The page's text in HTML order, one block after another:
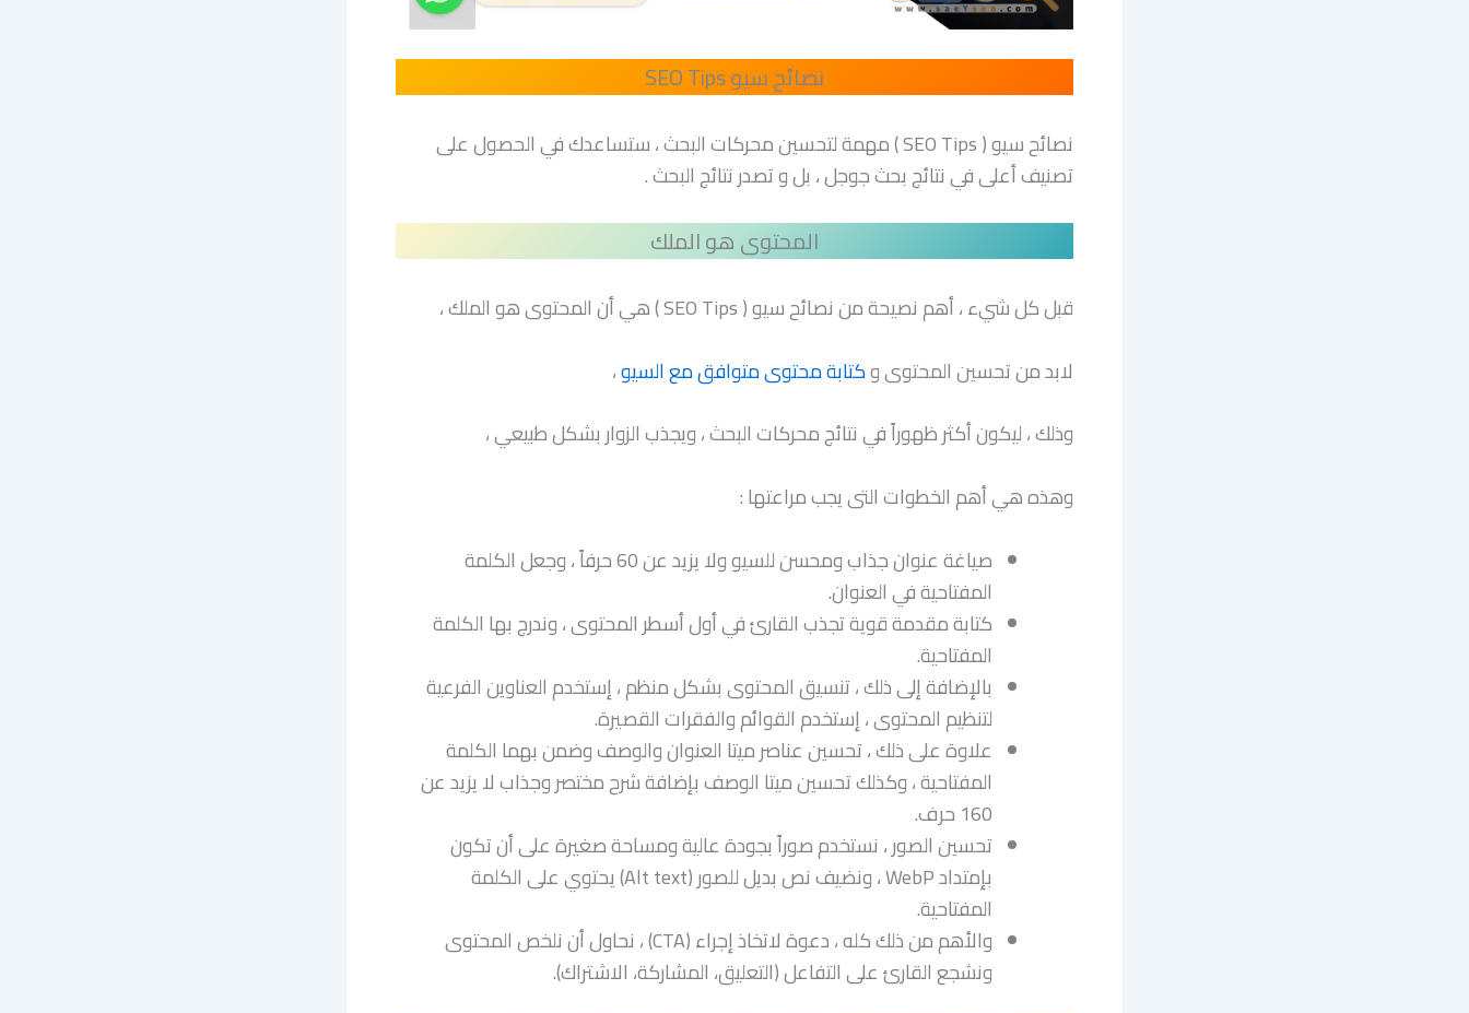
نصائح سيو SEO Tips
نصائح سيو ( SEO Tips ) مهمة لتحسين محركات البحث ، ستساعدك في الحصول على
تصنيف أعلى في نتائج بحث جوجل ، بل و تصدر نتائج البحث .
المحتوى هو الملك
قبل كل شيء ، أهم نصيحة من نصائح سيو ( SEO Tips ) هي أن المحتوى هو الملك ،
لابد من تحسين المحتوى وكتابة محتوى متوافق مع السيو،
وذلك ، ليكون أكثر ظهوراً في نتائج محركات البحث ، ويجذب الزوار بشكل طبيعي ،
وهذه هي أهم الخطوات التى يجب مراعتها :
صياغة عنوان جذاب ومحسن للسيو ولا يزيد عن 60 حرفاً ، وجعل الكلمة
المفتاحية في العنوان.
كتابة مقدمة قوية تجذب القارئ في أول أسطر المحتوى ، وندرج بها الكلمة
المفتاحية.
بالإضافة إلى ذلك ، تنسيق المحتوى بشكل منظم ، إستخدم العناوين الفرعية
لتنظيم المحتوى ، إستخدم القوائم والفقرات القصيرة.
علاوة على ذلك ، تحسين عناصر ميتا العنوان والوصف وضمن بهما الكلمة
المفتاحية ، وكذلك تحسين ميتا الوصف بإضافة شرح مختصر وجذاب لا يزيد عن
160 حرف.
تحسين الصور ، نستخدم صوراً بجودة عالية ومساحة صغيرة على أن تكون
بإمتداد WebP ، ونضيف نص بديل للصور (Alt text) يحتوي على الكلمة
المفتاحية.
والأهم من ذلك كله ، دعوة لاتخاذ إجراء (CTA) ، نحاول أن نلخص المحتوى
ونشجع القارئ على التفاعل (التعليق، المشاركة، الاشتراك).